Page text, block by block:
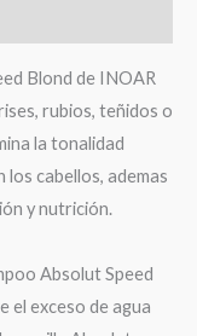
Blond de INOAR
rubios, teñidos o
la tonalidad
los cabellos, ademas
y nutrición.
Absolut Speed
el exceso de agua